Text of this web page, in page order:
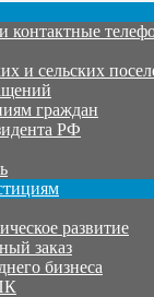
контактные
и сельских
граждан
РФ
развитие
заказ
бизнеса